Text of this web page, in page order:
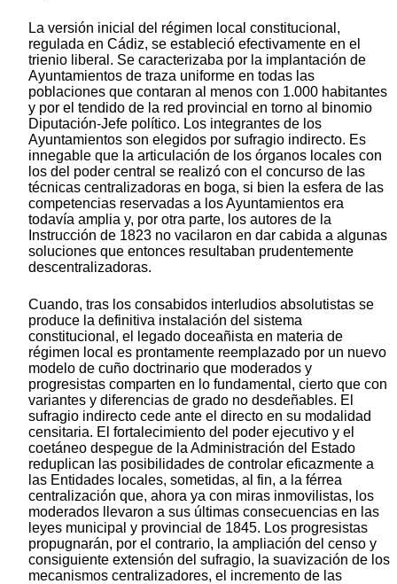
La versión inicial del régimen local constitucional,
regulada en Cádiz, se estableció efectivamente en el
trienio liberal. Se caracterizaba por la implantación de
Ayuntamientos de traza uniforme en todas las
poblaciones que contaran al menos con 1.000 habitantes
y por el tendido de la red provincial en torno al binomio
Diputación-Jefe político. Los integrantes de los
Ayuntamientos son elegidos por sufragio indirecto. Es
innegable que la articulación de los órganos locales con
los del poder central se realizó con el concurso de las
técnicas centralizadoras en boga, si bien la esfera de las
competencias reservadas a los Ayuntamientos era
todavía amplia y, por otra parte, los autores de la
Instrucción de 1823 no vacilaron en dar cabida a algunas
soluciones que entonces resultaban prudentemente
descentralizadoras.
Cuando, tras los consabidos interludios absolutistas se
produce la definitiva instalación del sistema
constitucional, el legado doceañista en materia de
régimen local es prontamente reemplazado por un nuevo
modelo de cuño doctrinario que moderados y
progresistas comparten en lo fundamental, cierto que con
variantes y diferencias de grado no desdeñables. El
sufragio indirecto cede ante el directo en su modalidad
censitaria. El fortalecimiento del poder ejecutivo y el
coetáneo despegue de la Administración del Estado
reduplican las posibilidades de controlar eficazmente a
las Entidades locales, sometidas, al fin, a la férrea
centralización que, ahora ya con miras inmovilistas, los
moderados llevaron a sus últimas consecuencias en las
leyes municipal y provincial de 1845. Los progresistas
propugnarán, por el contrario, la ampliación del censo y
consiguiente extensión del sufragio, la suavización de los
mecanismos centralizadores, el incremento de las